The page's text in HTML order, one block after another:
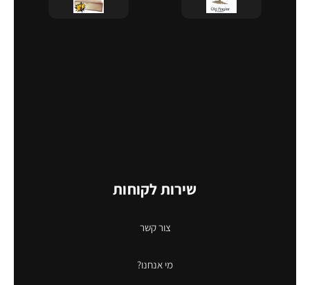
שירות לקוחות
צור קשר
מי אנחנו?